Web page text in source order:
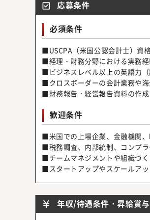
応募条件
必須条件
■USCPA（米国公認会計士）資
■経理・財務分野における実務経
■ビジネスレベル以上の英語力（
■クロスボーダーの会計業務や
■財務報告・経営報告資料の作
歓迎条件
■米国での上場企業、金融機関
■税務調査、内部統制、コンプ
■チームマネジメントや組織づ
■スタートアップやスケールア
年収/待遇条件・昇給賞与